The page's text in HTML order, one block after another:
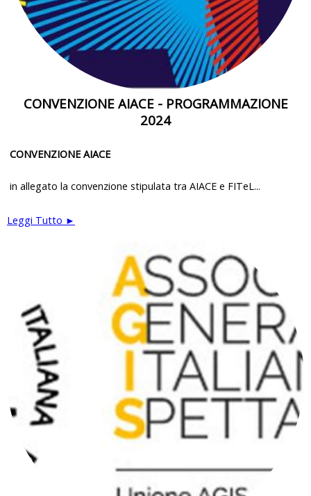
CONVENZIONE AIACE - PROGRAMMAZIONE
2024
CONVENZIONE AIACE
in allegato la convenzione stipulata tra AIACE e FITeL...
Leggi Tutto ►